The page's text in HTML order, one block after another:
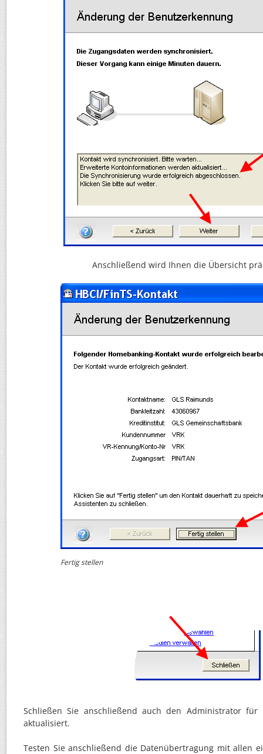
Anschließend wird Ihnen die Übersicht
Fertig stellen
Schließen Sie anschließend auch den Administrator für
aktualisiert.
Testen Sie anschließend die Datenübertragung mit allen